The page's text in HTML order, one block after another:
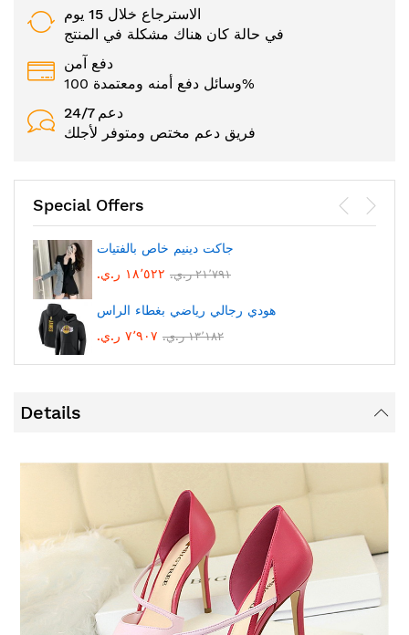
الاسترجاع خلال 15 يوم
في حالة كان هناك مشكلة في المنتج
دفع آمن
وسائل دفع أمنه ومعتمدة 100%
24/7 دعم
فريق دعم مختص ومتوفر لأجلك
Special Offers
جاكت دينيم خاص بالفتيات
١٨٬٥٢٢ ر.ي.‏
٢١٬٧٩١ ر.ي.‏
هودي رجالي رياضي بغطاء الراس
٧٬٩٠٧ ر.ي.‏
١٣٬١٨٢ ر.ي.‏
Details